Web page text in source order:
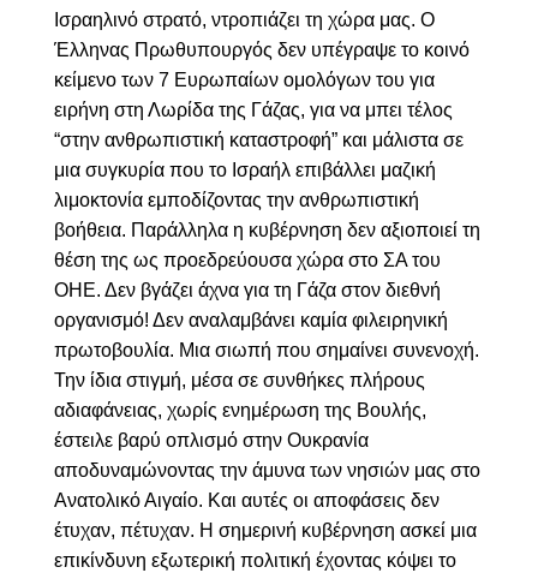
Ισραηλινό στρατό, ντροπιάζει τη χώρα μας. Ο
Έλληνας Πρωθυπουργός δεν υπέγραψε το κοινό
κείμενο των 7 Ευρωπαίων ομολόγων του για
ειρήνη στη Λωρίδα της Γάζας, για να μπει τέλος
“στην ανθρωπιστική καταστροφή” και μάλιστα σε
μια συγκυρία που το Ισραήλ επιβάλλει μαζική
λιμοκτονία εμποδίζοντας την ανθρωπιστική
βοήθεια. Παράλληλα η κυβέρνηση δεν αξιοποιεί τη
θέση της ως προεδρεύουσα χώρα στο ΣΑ του
ΟΗΕ. Δεν βγάζει άχνα για τη Γάζα στον διεθνή
οργανισμό! Δεν αναλαμβάνει καμία φιλειρηνική
πρωτοβουλία. Μια σιωπή που σημαίνει συνενοχή.
Την ίδια στιγμή, μέσα σε συνθήκες πλήρους
αδιαφάνειας, χωρίς ενημέρωση της Βουλής,
έστειλε βαρύ οπλισμό στην Ουκρανία
αποδυναμώνοντας την άμυνα των νησιών μας στο
Ανατολικό Αιγαίο. Και αυτές οι αποφάσεις δεν
έτυχαν, πέτυχαν. Η σημερινή κυβέρνηση ασκεί μια
επικίνδυνη εξωτερική πολιτική έχοντας κόψει το